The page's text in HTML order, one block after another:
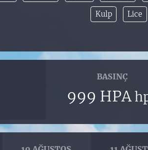
Kulp Lice
BASINÇ
999 HPA